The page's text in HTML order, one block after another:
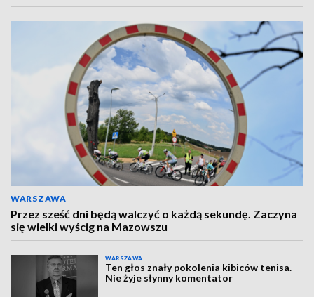
WARSZAWA
Przez sześć dni będą walczyć o każdą sekundę. Zaczyna
się wielki wyścig na Mazowszu
WARSZAWA
Ten głos znały pokolenia kibiców tenisa.
Nie żyje słynny komentator